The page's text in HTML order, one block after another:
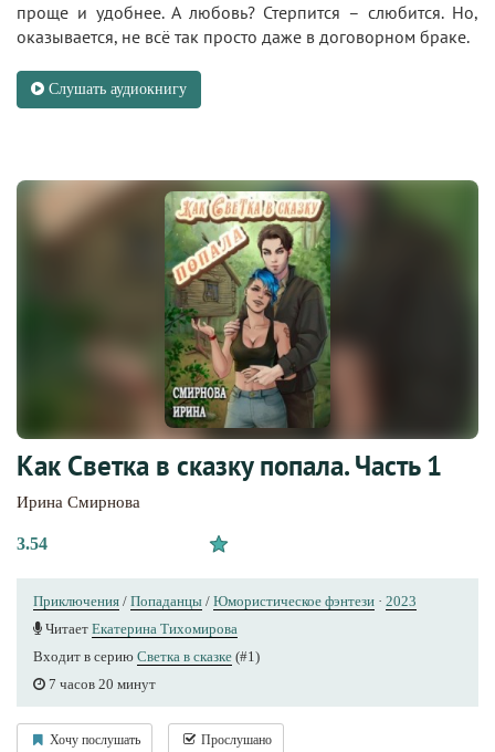
проще и удобнее. А любовь? Стерпится – слюбится. Но,
оказывается, не всё так просто даже в договорном браке.
Слушать аудиокнигу
Как Светка в сказку попала. Часть 1
Ирина Смирнова
3.54
Приключения / Попаданцы / Юмористическое фэнтези · 2023
Читает Екатерина Тихомирова
Входит в серию Светка в сказке (#1)
7 часов 20 минут
Хочу послушать Прослушано